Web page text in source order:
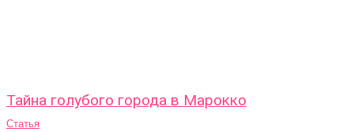
Тайна голубого города в Марокко
Статья